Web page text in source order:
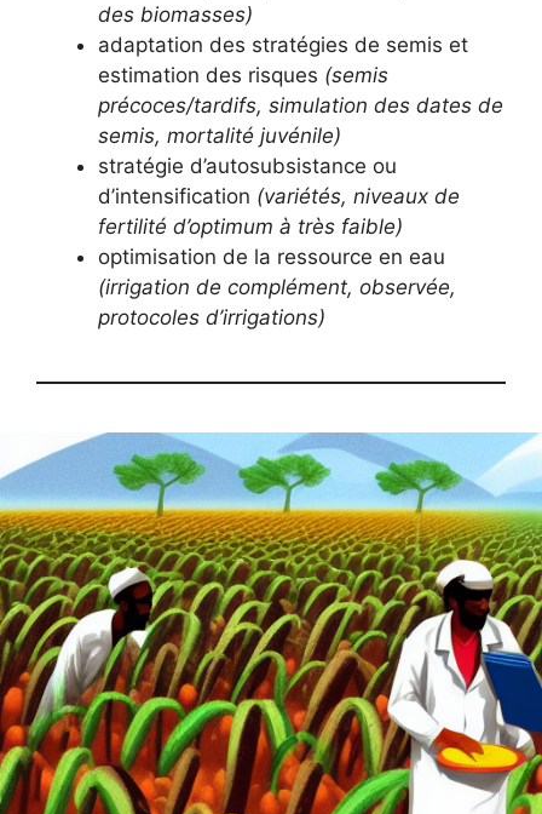
des biomasses)
adaptation des stratégies de semis et
estimation des risques (semis
précoces/tardifs, simulation des dates de
semis, mortalité juvénile)
stratégie d’autosubsistance ou
d’intensification (variétés, niveaux de
fertilité d’optimum à très faible)
optimisation de la ressource en eau
(irrigation de complément, observée,
protocoles d’irrigations)